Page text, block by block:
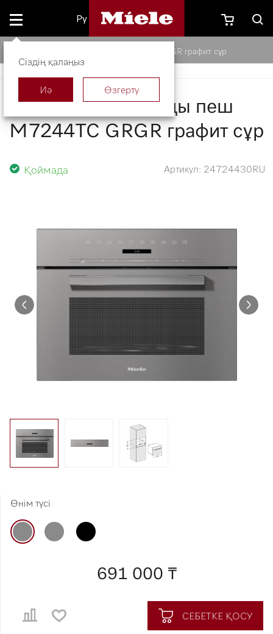
Ру
Микротолқынды пеш M7244TC GRGR графит сұр
Микротолқынды пеш
M7244TC GRGR графит сұр
Қоймада Артикул: 24724430RU
Өнім түсі
691 000 ₸
СЕБЕТКЕ ҚОСУ
Сіздің қалаңыз
Иә Өзгерту